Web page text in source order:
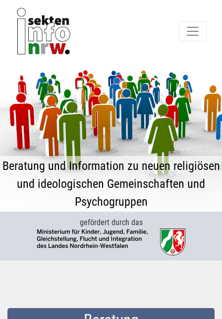
Beratung und Information zu neuen religiösen
und ideologischen Gemeinschaften und
Psychogruppen
gefördert durch das